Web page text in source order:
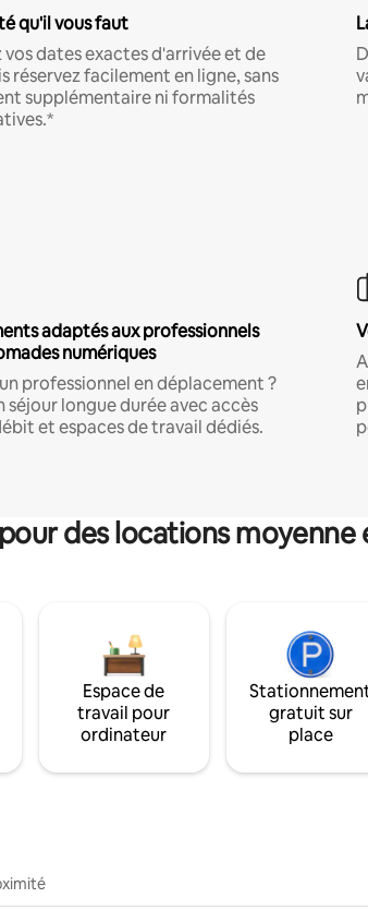
qu'il vous faut
vos dates exactes d'arrivée et de
réservez facilement en ligne, sans
supplémentaire ni formalités
adaptés aux professionnels
numériques
professionnel en déplacement ?
séjour longue durée avec accès
et espaces de travail dédiés.
des locations
Espace de
travail pour
ordinateur
gratuit sur
place